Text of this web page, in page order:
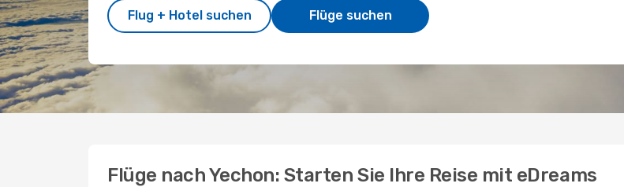
Flug + Hotel suchen Flüge suchen
Flüge nach Yechon: Starten Sie Ihre Reise mit eDreams